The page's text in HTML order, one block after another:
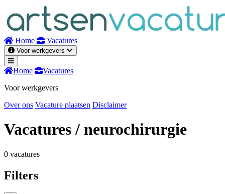
inhoud
Home Vacatures
Voor werkgevers
Home
Vacatures
Voor werkgevers
Over ons Vacature plaatsen Disclaimer
Vacatures/ neurochirurgie
0 vacatures
Filters